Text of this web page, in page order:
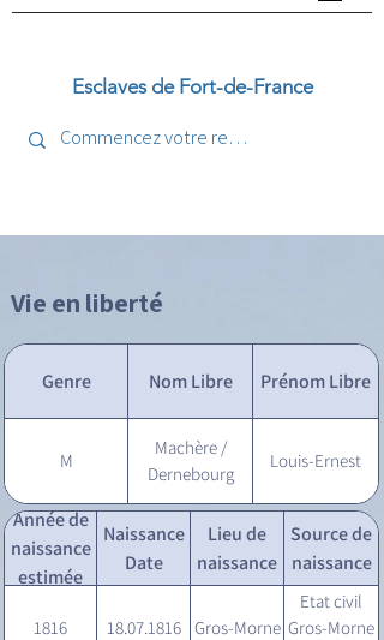
Esclaves de Fort-de-France
Vie en liberté
Genre Nom Libre Prénom Libre
M
Machère /
Dernebourg
Louis-Ernest
Année de
naissance
estimée
Naissance
Date
Lieu de
naissance
Source de
naissance
1816 18.07.1816 Gros-Morne
Etat civil
Gros-Morne